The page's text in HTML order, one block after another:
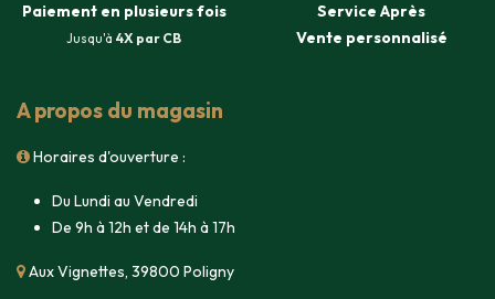
Paiement en plusieurs fois
Jusqu'à 4X par CB
Service Après
Vente personnalisé
A propos du magasin
Horaires d'ouverture :
Du Lundi au Vendredi
De 9h à 12h et de 14h à 17h
Aux Vignettes, 39800 Poligny